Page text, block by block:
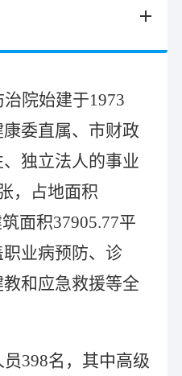
院始建于1973
委直属、市财政
独立法人的事业
，占地面积
面积37905.77平
业病预防、诊
和应急救援等全
398名， 其中高级